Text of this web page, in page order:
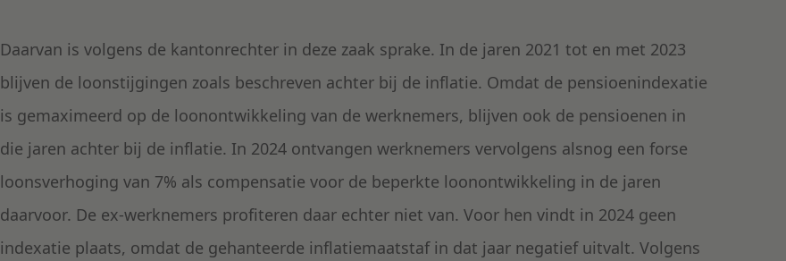
Daarvan is volgens de kantonrechter in deze zaak sprake. In de jaren 2021 tot en met 2023
blijven de loonstijgingen zoals beschreven achter bij de inflatie. Omdat de pensioenindexatie
is gemaximeerd op de loonontwikkeling van de werknemers, blijven ook de pensioenen in
die jaren achter bij de inflatie. In 2024 ontvangen werknemers vervolgens alsnog een forse
loonsverhoging van 7% als compensatie voor de beperkte loonontwikkeling in de jaren
daarvoor. De ex-werknemers profiteren daar echter niet van. Voor hen vindt in 2024 geen
indexatie plaats, omdat de gehanteerde inflatiemaatstaf in dat jaar negatief uitvalt. Volgens